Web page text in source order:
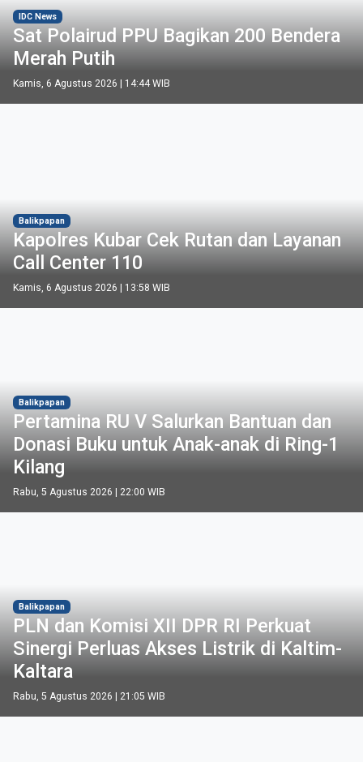
IDC News
Sat Polairud PPU Bagikan 200 Bendera
Merah Putih
Kamis, 6 Agustus 2026 | 14:44 WIB
Balikpapan
Kapolres Kubar Cek Rutan dan Layanan
Call Center 110
Kamis, 6 Agustus 2026 | 13:58 WIB
Balikpapan
Pertamina RU V Salurkan Bantuan dan
Donasi Buku untuk Anak-anak di Ring-1
Kilang
Rabu, 5 Agustus 2026 | 22:00 WIB
Balikpapan
PLN dan Komisi XII DPR RI Perkuat
Sinergi Perluas Akses Listrik di Kaltim-
Kaltara
Rabu, 5 Agustus 2026 | 21:05 WIB